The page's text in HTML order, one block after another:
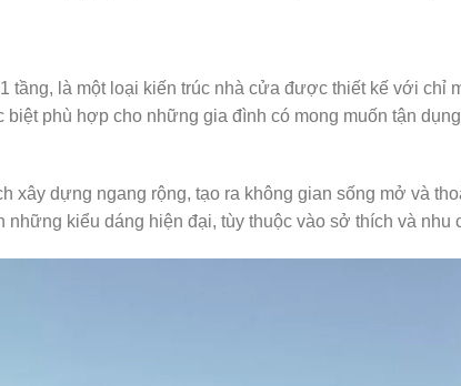
tầng, là một loại kiến trúc nhà cửa được thiết kế với chỉ
phù hợp cho những gia đình có mong muốn tận
xây dựng ngang rộng, tạo ra không gian sống mở và
kiểu dáng hiện đại, tùy thuộc vào sở thích và nhu